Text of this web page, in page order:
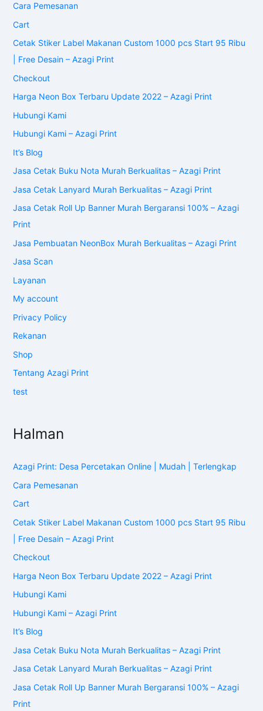
Cara Pemesanan
Cart
Cetak Stiker Label Makanan Custom 1000 pcs Start 95 Ribu
| Free Desain – Azagi Print
Checkout
Harga Neon Box Terbaru Update 2022 – Azagi Print
Hubungi Kami
Hubungi Kami – Azagi Print
It’s Blog
Jasa Cetak Buku Nota Murah Berkualitas – Azagi Print
Jasa Cetak Lanyard Murah Berkualitas – Azagi Print
Jasa Cetak Roll Up Banner Murah Bergaransi 100% – Azagi
Print
Jasa Pembuatan NeonBox Murah Berkualitas – Azagi Print
Jasa Scan
Layanan
My account
Privacy Policy
Rekanan
Shop
Tentang Azagi Print
test
Halman
Azagi Print: Desa Percetakan Online | Mudah | Terlengkap
Cara Pemesanan
Cart
Cetak Stiker Label Makanan Custom 1000 pcs Start 95 Ribu
| Free Desain – Azagi Print
Checkout
Harga Neon Box Terbaru Update 2022 – Azagi Print
Hubungi Kami
Hubungi Kami – Azagi Print
It’s Blog
Jasa Cetak Buku Nota Murah Berkualitas – Azagi Print
Jasa Cetak Lanyard Murah Berkualitas – Azagi Print
Jasa Cetak Roll Up Banner Murah Bergaransi 100% – Azagi
Print